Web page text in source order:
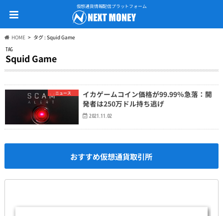
仮想通貨情報配信プラットフォーム
HOME タグ : Squid Game
TAG
Squid Game
ニュース
イカゲームコイン価格が99.99％急落：開
発者は250万ドル持ち逃げ
2021.11.02
おすすめ仮想通貨取引所